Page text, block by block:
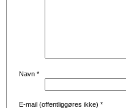
Navn *
E-mail (offentliggøres ikke) *